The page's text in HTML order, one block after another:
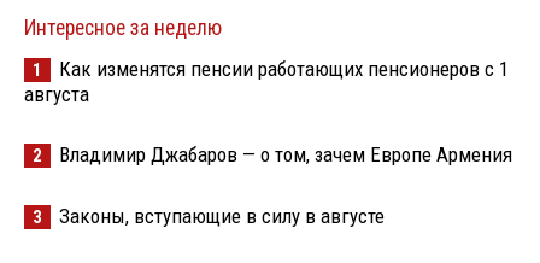
Интересное за неделю
1
Как изменятся пенсии работающих пенсионеров с 1
августа
2 Владимир Джабаров — о том, зачем Европе Армения
3 Законы, вступающие в силу в августе